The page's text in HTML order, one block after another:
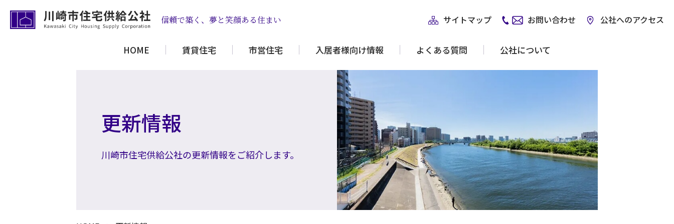
HOME 賃貸住宅 市営住宅 入居者様向け情報 よくある質問 公社について
信頼で築く、夢と笑顔ある住まい サイトマップ お問い合わせ 公社へのアクセス
更新情報
川崎市住宅供給公社の更新情報をご紹介します。